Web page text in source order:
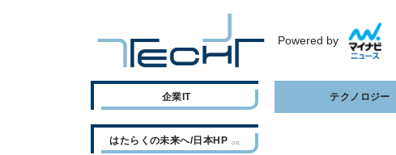
Powered by
企業IT テクノロジー
はたらくの未来へ/日本HP